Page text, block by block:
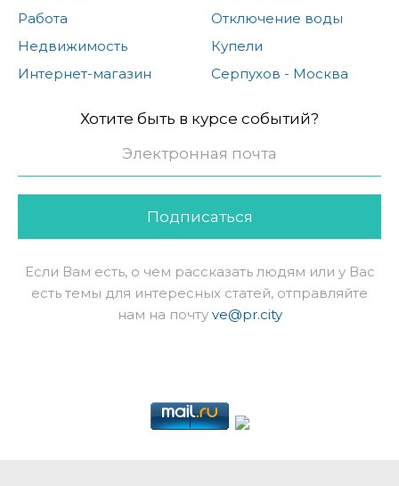
Работа
Недвижимость
Интернет-магазин
Отключение воды
Купели
Серпухов - Москва
Хотите быть в курсе событий?
Подписаться
Если Вам есть, о чем рассказать людям или у Вас
есть темы для интересных статей, отправляйте
нам на почту ve@pr.city